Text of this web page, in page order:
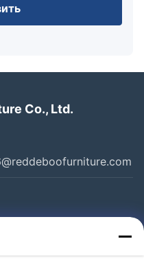
Co., Ltd.